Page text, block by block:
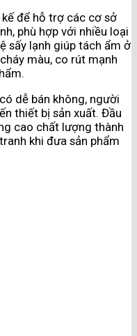
kế để hỗ trợ các cơ sở
phù hợp với nhiều loại
sấy lạnh giúp tách ẩm ở
màu, co rút mạnh
dễ bán không, người
thiết bị sản xuất. Đầu
cao chất lượng thành
khi đưa sản phẩm